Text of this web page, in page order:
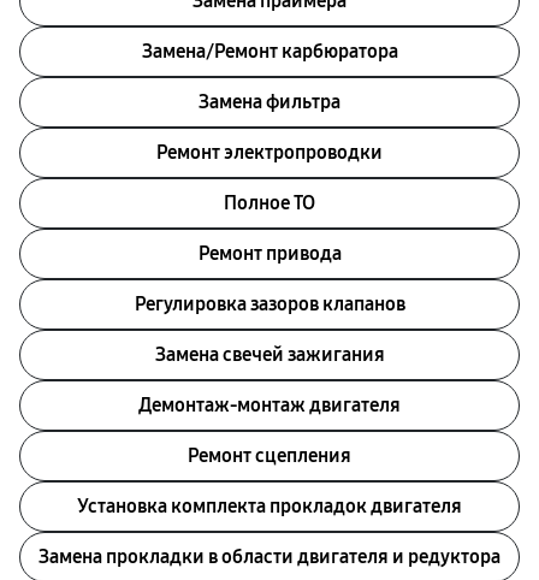
Замена/Pемонт карбюратора
Замена фильтра
Ремонт электропроводки
Полное ТО
Ремонт привода
Регулировка зазоров клапанов
Замена свечей зажигания
Демонтаж-монтаж двигателя
Ремонт сцепления
Установка комплекта прокладок двигателя
Замена прокладки в области двигателя и редуктора